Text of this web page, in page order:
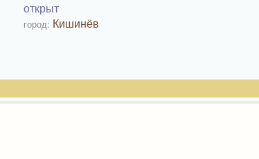
открыт
город: Кишинёв